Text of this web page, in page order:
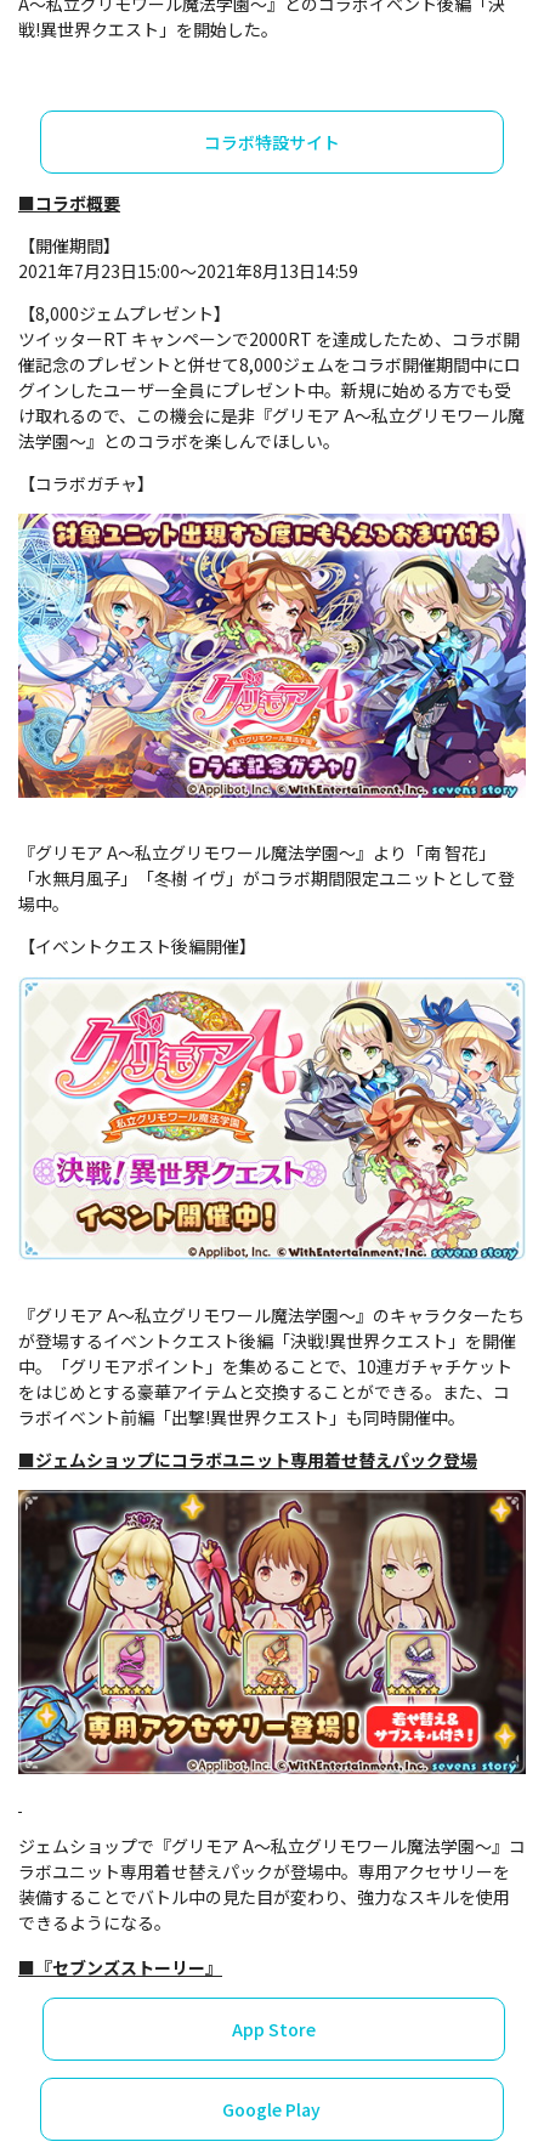
戦!異世界クエスト」を開始した。
コラボ特設サイト
■コラボ概要
【開催期間】
2021年7月23日15:00～2021年8月13日14:59
【8,000ジェムプレゼント】
ツイッターRT キャンペーンで2000RT を達成したため、コラボ開
催記念のプレゼントと併せて8,000ジェムをコラボ開催期間中にロ
グインしたユーザー全員にプレゼント中。新規に始める方でも受
け取れるので、この機会に是非『グリモア A～私立グリモワール魔
法学園～』とのコラボを楽しんでほしい。
【コラボガチャ】
『グリモア A～私立グリモワール魔法学園～』より「南 智花」
「水無月風子」「冬樹 イヴ」がコラボ期間限定ユニットとして登
場中。
【イベントクエスト後編開催】
『グリモア A～私立グリモワール魔法学園～』のキャラクターたち
が登場するイベントクエスト後編「決戦!異世界クエスト」を開催
中。「グリモアポイント」を集めることで、10連ガチャチケット
をはじめとする豪華アイテムと交換することができる。また、コ
ラボイベント前編「出撃!異世界クエスト」も同時開催中。
■ジェムショップにコラボユニット専用着せ替えパック登場
ジェムショップで『グリモア A～私立グリモワール魔法学園～』コ
ラボユニット専用着せ替えパックが登場中。専用アクセサリーを
装備することでバトル中の見た目が変わり、強力なスキルを使用
できるようになる。
■『セブンズストーリー』
App Store
Google Play